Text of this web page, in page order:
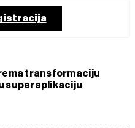
transformaciju
superaplikaciju